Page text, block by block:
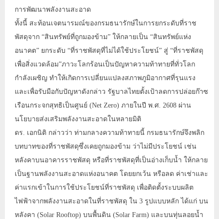
การพัฒนาพลังงานสะอาด
ทั้งนี้ สะท้อนเจตนารมณ์ของกรมธนารักษ์ในการยกระดับที่ราช
พัสดุจาก “สินทรัพย์ที่ถูกมองข้าม” ให้กลายเป็น “สินทรัพย์แห่ง
อนาคต” ยกระดับ “ที่ราชพัสดุที่ไม่ได้ใช้ประโยชน์” สู่ “ที่ราชพัสดุ
เพื่อสิ่งแวดล้อม”ภาวะโลกร้อนเป็นปัญหาความท้าทายที่ทั่วโลก
กำลังเผชิญ ทำให้เกิดการเปลี่ยนแปลงสภาพภูมิอากาศที่รุนแรง
และเพื่อรับมือกับปัญหาดังกล่าว รัฐบาลไทยตั้งเป้าลดการปล่อยก๊าซ
เรือนกระจกสุทธิเป็นศูนย์ (Net Zero) ภายในปี พ.ศ. 2608 ผ่าน
นโยบายส่งเสริมพลังงานสะอาดในหลายมิติ
ดร. เอกนิติ กล่าวว่า ท่ามกลางความท้าทายนี้ กรมธนารักษ์จึงพลิก
บทบาทของที่ราชพัสดุซึ่งเคยถูกมองข้าม ว่าไม่มีประโยชน์ เช่น
หลังคาบนอาคารราชพัสดุ หรือที่ราชพัสดุที่เป็นอ่างเก็บน้ำ ให้กลาย
เป็นฐานพลังงานสะอาดแห่งอนาคต โดยยกเว้น หรือลด ค่าเช่าและ
ค่าแรกเข้าในการใช้ประโยชน์ที่ราชพัสดุ เพื่อติดตั้งระบบผลิต
ไฟฟ้าจากพลังงานสะอาดในที่ราชพัสดุ ใน 3 รูปแบบหลัก ได้แก่ บน
หลังคา (Solar Rooftop) บนพื้นดิน (Solar Farm) และบนทุ่นลอยน้ำ